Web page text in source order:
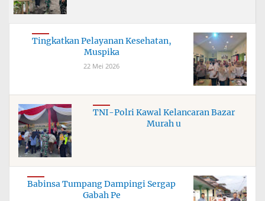
Tingkatkan Pelayanan Kesehatan,
Muspika
22 Mei 2026
TNI-Polri Kawal Kelancaran Bazar
Murah u
Babinsa Tumpang Dampingi Sergap
Gabah Pe